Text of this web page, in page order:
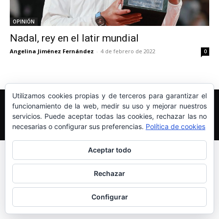
OPINIÓN
Nadal, rey en el latir mundial
Angelina Jiménez Fernández - 4 de febrero de 2022 0
Edición y Redacción Aviso legal
Política de cookies
Más información sobre las cookies
© Newspaper WordPress Theme by TagDiv
Utilizamos cookies propias y de terceros para garantizar el
funcionamiento de la web, medir su uso y mejorar nuestros
servicios. Puede aceptar todas las cookies, rechazar las no
necesarias o configurar sus preferencias. Política de cookies
Aceptar todo
Rechazar
Configurar